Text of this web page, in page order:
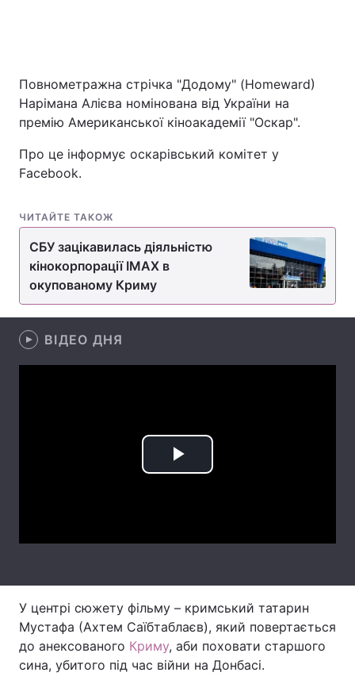
Головна Війна
Україна Політика
Спорт Наука
Техно і зв'язок
Зброя
Здоров'я
Цікавинки Погода
Контакти
Послуги
Повнометражна стрічка "Додому" (Homeward)
Нарімана Алієва номінована від України на
премію Американської кіноакадемії "Оскар".
Про це інформує оскарівський комітет у
Facebook.
ЧИТАЙТЕ ТАКОЖ
СБУ зацікавилась діяльністю
кінокорпорації IMAX в
окупованому Криму
ВІДЕО ДНЯ
Play
У центрі сюжету фільму – кримський татарин
Мустафа (Ахтем Саїбтаблаєв), який повертається
до анексованого Криму, аби поховати старшого
сина, убитого під час війни на Донбасі.